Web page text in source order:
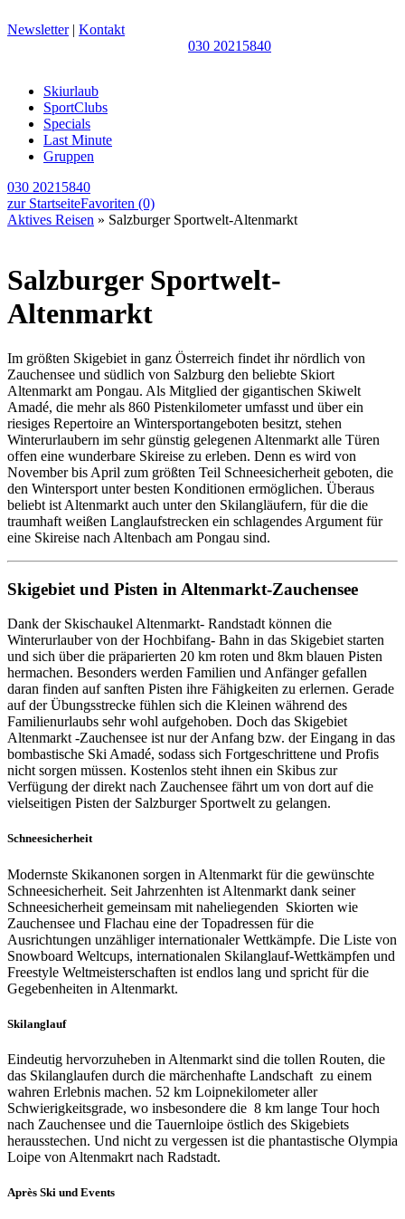
Newsletter| Kontakt
030 20215840
Skiurlaub
SportClubs
Specials
Last Minute
Gruppen
030 20215840
zur StartseiteFavoriten (0)
Aktives Reisen » Salzburger Sportwelt-Altenmarkt
Salzburger Sportwelt-
Altenmarkt
Im größten Skigebiet in ganz Österreich findet ihr nördlich von
Zauchensee und südlich von Salzburg den beliebte Skiort
Altenmarkt am Pongau. Als Mitglied der gigantischen Skiwelt
Amadé, die mehr als 860 Pistenkilometer umfasst und über ein
riesiges Repertoire an Wintersportangeboten besitzt, stehen
Winterurlaubern im sehr günstig gelegenen Altenmarkt alle Türen
offen eine wunderbare Skireise zu erleben. Denn es wird von
November bis April zum größten Teil Schneesicherheit geboten, die
den Wintersport unter besten Konditionen ermöglichen. Überaus
beliebt ist Altenmarkt auch unter den Skilangläufern, für die die
traumhaft weißen Langlaufstrecken ein schlagendes Argument für
eine Skireise nach Altenbach am Pongau sind.
Skigebiet und Pisten in Altenmarkt-Zauchensee
Dank der Skischaukel Altenmarkt- Randstadt können die
Winterurlauber von der Hochbifang- Bahn in das Skigebiet starten
und sich über die präparierten 20 km roten und 8km blauen Pisten
hermachen. Besonders werden Familien und Anfänger gefallen
daran finden auf sanften Pisten ihre Fähigkeiten zu erlernen. Gerade
auf der Übungsstrecke fühlen sich die Kleinen während des
Familienurlaubs sehr wohl aufgehoben. Doch das Skigebiet
Altenmarkt -Zauchensee ist nur der Anfang bzw. der Eingang in das
bombastische Ski Amadé, sodass sich Fortgeschrittene und Profis
nicht sorgen müssen. Kostenlos steht ihnen ein Skibus zur
Verfügung der direkt nach Zauchensee fährt um von dort auf die
vielseitigen Pisten der Salzburger Sportwelt zu gelangen.
Schneesicherheit
Modernste Skikanonen sorgen in Altenmarkt für die gewünschte
Schneesicherheit. Seit Jahrzenhten ist Altenmarkt dank seiner
Schneesicherheit gemeinsam mit naheliegenden Skiorten wie
Zauchensee und Flachau eine der Topadressen für die
Ausrichtungen unzähliger internationaler Wettkämpfe. Die Liste von
Snowboard Weltcups, internationalen Skilanglauf-Wettkämpfen und
Freestyle Weltmeisterschaften ist endlos lang und spricht für die
Gegebenheiten in Altenmarkt.
Skilanglauf
Eindeutig hervorzuheben in Altenmarkt sind die tollen Routen, die
das Skilanglaufen durch die märchenhafte Landschaft zu einem
wahren Erlebnis machen. 52 km Loipnekilometer aller
Schwierigkeitsgrade, wo insbesondere die 8 km lange Tour hoch
nach Zauchensee und die Tauernloipe östlich des Skigebiets
herausstechen. Und nicht zu vergessen ist die phantastische Olympia
Loipe von Altenmakrt nach Radstadt.
Après Ski und Events